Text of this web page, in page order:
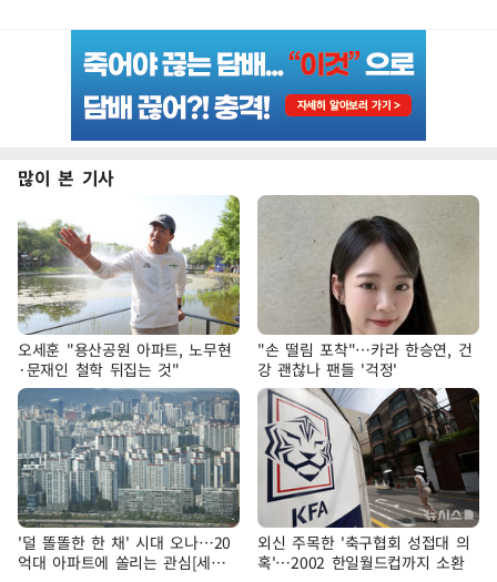
많이 본 기사
오세훈 "용산공원 아파트, 노무현
·문재인 철학 뒤집는 것"
"손 떨림 포착"…카라 한승연, 건
강 괜찮나 팬들 '걱정'
'덜 똘똘한 한 채' 시대 오나…20
억대 아파트에 쏠리는 관심[세제
외신 주목한 '축구협회 성접대 의
혹'…2002 한일월드컵까지 소환